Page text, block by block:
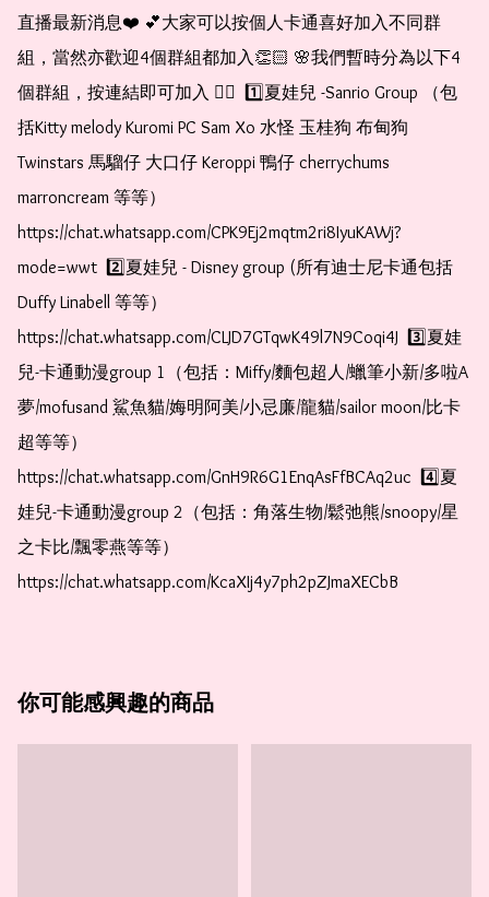
直播最新消息❤️ 💕大家可以按個人卡通喜好加入不同群
組，當然亦歡迎4個群組都加入👏🏻 🌸我們暫時分為以下4
個群組，按連結即可加入 👇🏻  1️⃣夏娃兒 -Sanrio Group （包
括Kitty melody Kuromi PC Sam Xo 水怪 玉桂狗 布甸狗
Twinstars 馬騮仔 大口仔 Keroppi 鴨仔 cherrychums
marroncream 等等）
https://chat.whatsapp.com/CPK9Ej2mqtm2ri8IyuKAWj?
mode=wwt  2️⃣夏娃兒 - Disney group (所有迪士尼卡通包括
Duffy Linabell 等等）
https://chat.whatsapp.com/CLJD7GTqwK49l7N9Coqi4J  3️⃣夏娃
兒-卡通動漫group 1（包括：Miffy/麵包超人/蠟筆小新/多啦A
夢/mofusand 鯊魚貓/娒明阿美/小忌廉/龍貓/sailor moon/比卡
超等等）
https://chat.whatsapp.com/GnH9R6G1EnqAsFfBCAq2uc  4️⃣夏
娃兒-卡通動漫group 2（包括：角落生物/鬆弛熊/snoopy/星
之卡比/飄零燕等等）
https://chat.whatsapp.com/KcaXIj4y7ph2pZJmaXECbB
你可能感興趣的商品